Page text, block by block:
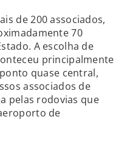
de 200 associados,
70
A escolha de
principalmente
quase central,
associados de
pelas rodovias que
de